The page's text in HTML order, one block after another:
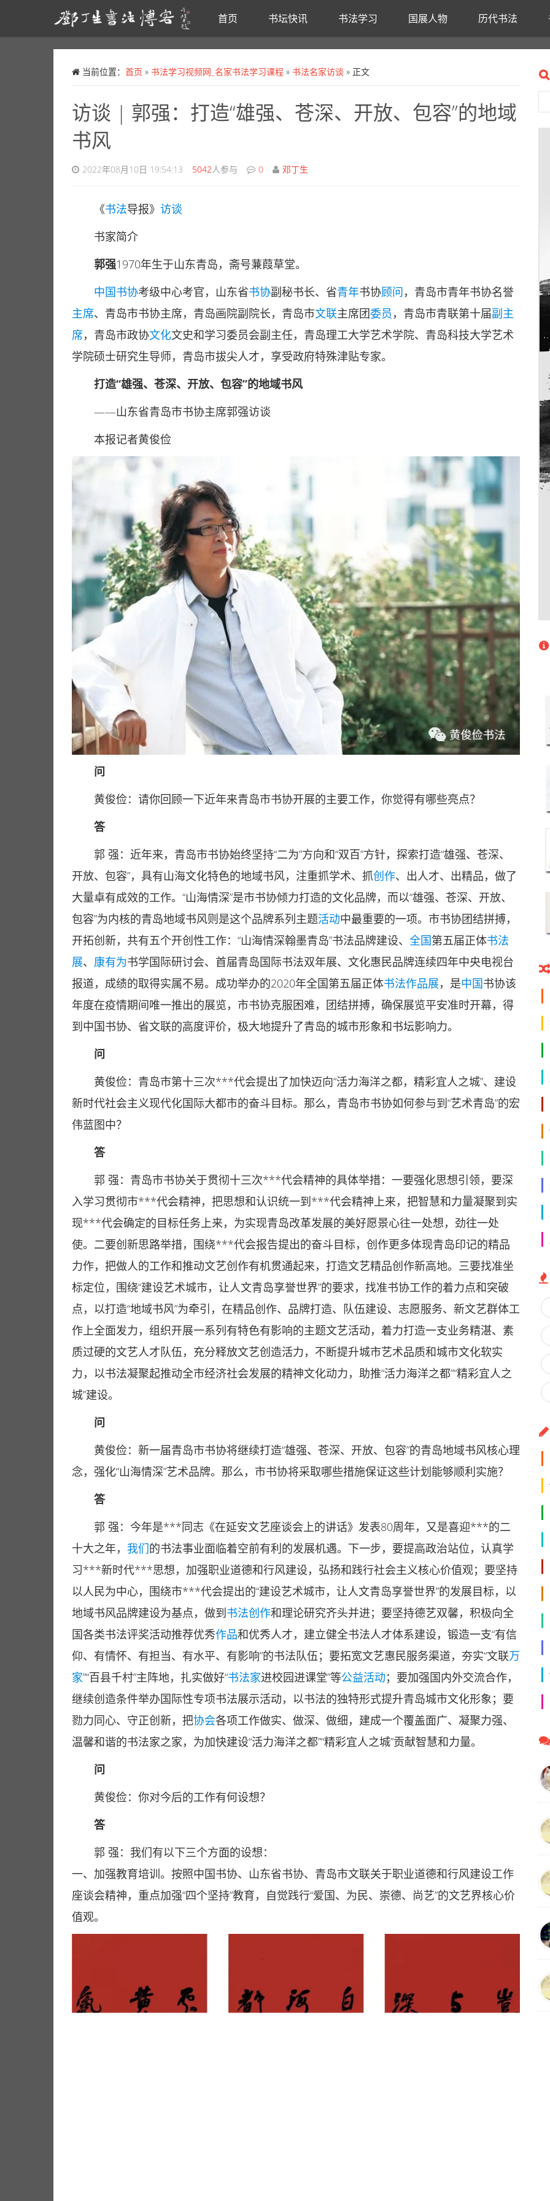
首页 书坛快讯 书法学习 国展人物 历代书法
当前位置： 首页 » 书法学习视频网_名家书法学习课程 » 书法名家访谈 » 正文
访谈 | 郭强：打造“雄强、苍深、开放、包容”的地域
书风
2022年08月10日 19:54:13 5042人参与 0 邓丁生
《书法导报》 访谈
书家简介
郭强1970年生于山东青岛，斋号蒹葭草堂。
中国书协考级中心考官，山东省书协副秘书长、省青年书协顾问，青岛市青年书协名誉
主席、青岛市书协主席，青岛画院副院长，青岛市文联主席团委员 ，青岛市青联第十届副主
席，青岛市政协文化文史和学习委员会副主任，青岛理工大学艺术学院、青岛科技大学艺术
学院硕士研究生导师，青岛市拔尖人才，享受政府特殊津贴专家。
打造“雄强、苍深、开放、包容”的地域书风
——山东省青岛市书协主席郭强访谈
本报记者黄俊俭
问
黄俊俭：请你回顾一下近年来青岛市书协开展的主要工作，你觉得有哪些亮点？
答
郭 强：近年来，青岛市书协始终坚持“二为”方向和“双百”方针，探索打造“雄强、苍深、
开放、包容”，具有山海文化特色的地域书风，注重抓学术、抓创作、出人才、出精品，做了
大量卓有成效的工作。“山海情深”是市书协倾力打造的文化品牌，而以“雄强、苍深、开放、
包容”为内核的青岛地域书风则是这个品牌系列主题活动中最重要的一项。市书协团结拼搏，
开拓创新，共有五个开创性工作：“山海情深翰墨青岛”书法品牌建设、 全国第五届正体书法
展、 康有为书学国际研讨会、首届青岛国际书法双年展、文化惠民品牌连续四年中央电视台
报道，成绩的取得实属不易。成功举办的2020年全国第五届正体书法作品展，是中国书协该
年度在疫情期间唯一推出的展览，市书协克服困难，团结拼搏，确保展览平安准时开幕，得
到中国书协、省文联的高度评价，极大地提升了青岛的城市形象和书坛影响力。
问
黄俊俭：青岛市第十三次***代会提出了加快迈向“活力海洋之都，精彩宜人之城”、建设
新时代社会主义现代化国际大都市的奋斗目标。那么，青岛市书协如何参与到“艺术青岛”的宏
伟蓝图中？
答
郭 强：青岛市书协关于贯彻十三次***代会精神的具体举措：一要强化思想引领，要深
入学习贯彻市***代会精神，把思想和认识统一到***代会精神上来，把智慧和力量凝聚到实
现***代会确定的目标任务上来，为实现青岛改革发展的美好愿景心往一处想，劲往一处
使。二要创新思路举措，围绕***代会报告提出的奋斗目标，创作更多体现青岛印记的精品
力作，把做人的工作和推动文艺创作有机贯通起来，打造文艺精品创作新高地。三要找准坐
标定位，围绕“建设艺术城市，让人文青岛享誉世界”的要求，找准书协工作的着力点和突破
点，以打造“地域书风”为牵引，在精品创作、品牌打造、队伍建设、志愿服务、新文艺群体工
作上全面发力，组织开展一系列有特色有影响的主题文艺活动，着力打造一支业务精湛、素
质过硬的文艺人才队伍，充分释放文艺创造活力，不断提升城市艺术品质和城市文化软实
力，以书法凝聚起推动全市经济社会发展的精神文化动力，助推“活力海洋之都”“精彩宜人之
城”建设。
问
黄俊俭：新一届青岛市书协将继续打造“雄强、苍深、开放、包容”的青岛地域书风核心理
念，强化“山海情深”艺术品牌。那么，市书协将采取哪些措施保证这些计划能够顺利实施？
答
郭 强：今年是***同志《在延安文艺座谈会上的讲话》发表80周年，又是喜迎***的二
十大之年， 我们的书法事业面临着空前有利的发展机遇。下一步，要提高政治站位，认真学
习***新时代***思想，加强职业道德和行风建设，弘扬和践行社会主义核心价值观；要坚持
以人民为中心，围绕市***代会提出的“建设艺术城市，让人文青岛享誉世界”的发展目标，以
地域书风品牌建设为基点，做到书法创作和理论研究齐头并进；要坚持德艺双馨，积极向全
国各类书法评奖活动推荐优秀作品和优秀人才，建立健全书法人才体系建设，锻造一支“有信
仰、有情怀、有担当、有水平、有影响”的书法队伍；要拓宽文艺惠民服务渠道，夯实“文联万
家”“百县千村”主阵地，扎实做好“书法家进校园进课堂”等公益活动；要加强国内外交流合作，
继续创造条件举办国际性专项书法展示活动，以书法的独特形式提升青岛城市文化形象；要
勠力同心、守正创新，把协会各项工作做实、做深、做细，建成一个覆盖面广、凝聚力强、
温馨和谐的书法家之家，为加快建设“活力海洋之都”“精彩宜人之城”贡献智慧和力量。
问
黄俊俭：你对今后的工作有何设想？
答
郭 强：我们有以下三个方面的设想：
一、加强教育培训。按照中国书协、山东省书协、青岛市文联关于职业道德和行风建设工作
座谈会精神，重点加强“四个坚持”教育，自觉践行“爱国、为民、崇德、尚艺”的文艺界核心价
值观。